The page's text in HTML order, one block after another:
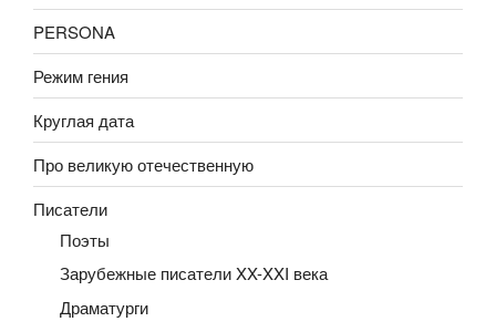
PERSONA
Режим гения
Круглая дата
Про великую отечественную
Писатели
Поэты
Зарубежные писатели XX-XXI века
Драматурги